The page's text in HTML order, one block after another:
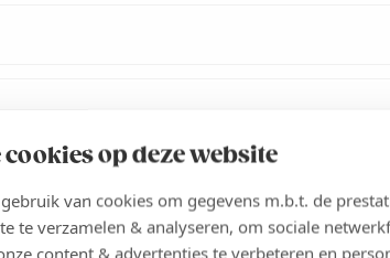
cookies op deze website
van cookies om gegevens m.b.t. de
te verzamelen & analyseren, om sociale
content & advertenties te verbeteren en
internationale uitstraling en impact? In een
de sterktes van onze hub en de kansen om de
aangevuld met een rondleiding bij Legend Biotech
internationale context. Geopolitieke
en evoluties in supply chains